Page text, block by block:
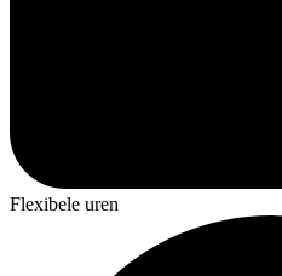
Flexibele uren